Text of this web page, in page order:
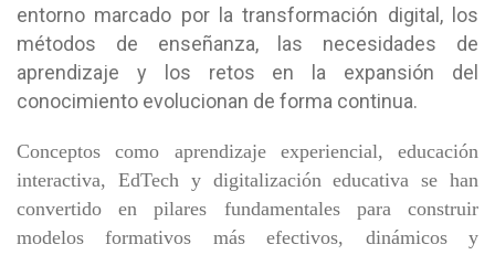
entorno marcado por la transformación digital, los
métodos de enseñanza, las necesidades de
aprendizaje y los retos en la expansión del
conocimiento evolucionan de forma continua.
Conceptos como aprendizaje experiencial, educación
interactiva, EdTech y digitalización educativa se han
convertido en pilares fundamentales para construir
modelos formativos más efectivos, dinámicos y